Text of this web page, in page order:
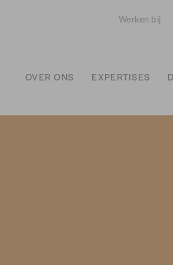
Werken bij
OVER ONS EXPERTISES